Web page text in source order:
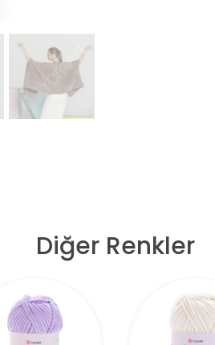
Diğer Renkler